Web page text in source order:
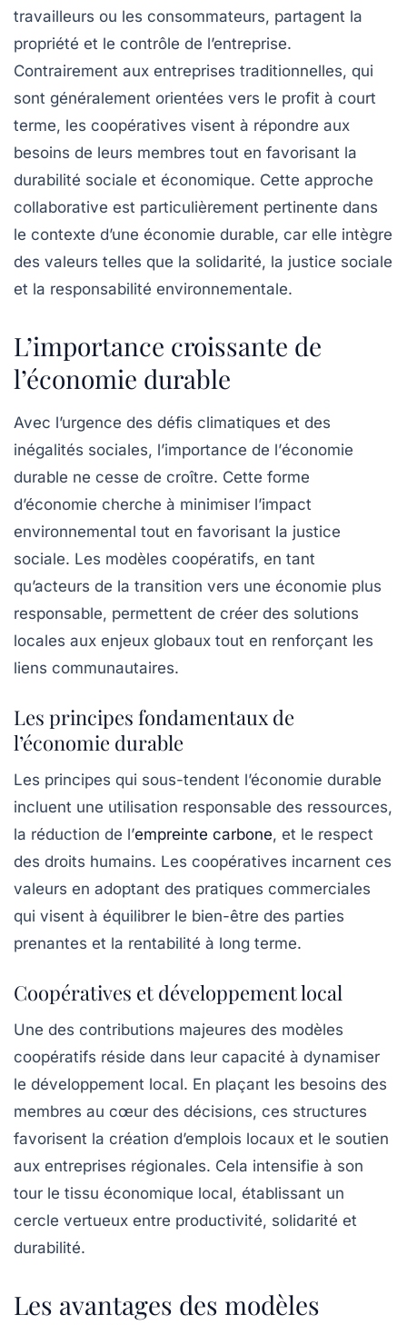
travailleurs ou les consommateurs, partagent la
propriété et le contrôle de l’entreprise.
Contrairement aux entreprises traditionnelles, qui
sont généralement orientées vers le profit à court
terme, les coopératives visent à répondre aux
besoins de leurs membres tout en favorisant la
durabilité sociale et économique. Cette approche
collaborative est particulièrement pertinente dans
le contexte d’une économie durable, car elle intègre
des valeurs telles que la solidarité, la justice sociale
et la responsabilité environnementale.
L’importance croissante de
l’économie durable
Avec l’urgence des défis climatiques et des
inégalités sociales, l’importance de l’économie
durable ne cesse de croître. Cette forme
d’économie cherche à minimiser l’impact
environnemental tout en favorisant la justice
sociale. Les modèles coopératifs, en tant
qu’acteurs de la transition vers une économie plus
responsable, permettent de créer des solutions
locales aux enjeux globaux tout en renforçant les
liens communautaires.
Les principes fondamentaux de
l’économie durable
Les principes qui sous-tendent l’économie durable
incluent une utilisation responsable des ressources,
la réduction de l’empreinte carbone, et le respect
des droits humains. Les coopératives incarnent ces
valeurs en adoptant des pratiques commerciales
qui visent à équilibrer le bien-être des parties
prenantes et la rentabilité à long terme.
Coopératives et développement local
Une des contributions majeures des modèles
coopératifs réside dans leur capacité à dynamiser
le développement local. En plaçant les besoins des
membres au cœur des décisions, ces structures
favorisent la création d’emplois locaux et le soutien
aux entreprises régionales. Cela intensifie à son
tour le tissu économique local, établissant un
cercle vertueux entre productivité, solidarité et
durabilité.
Les avantages des modèles